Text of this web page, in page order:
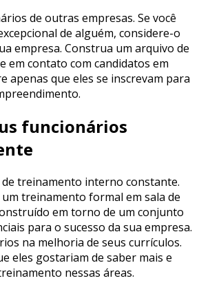
de outras empresas. Se você
de alguém, considere-o
empresa. Construa um arquivo de
em contato com candidatos em
apenas que eles se inscrevam para
funcionários
treinamento interno constante.
treinamento formal em sala de
em torno de um conjunto
para o sucesso da sua empresa.
na melhoria de seus currículos.
eles gostariam de saber mais e
nessas áreas.